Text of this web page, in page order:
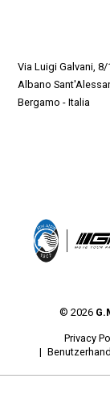
Via Luigi Galvani, 8/
Albano
Bergamo - Italia
© 2026
Privacy